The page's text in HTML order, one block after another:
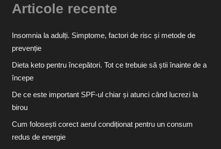
Articole recente
Insomnia la adulți. Simptome, factori de risc și metode de
prevenție
Dieta keto pentru începători. Tot ce trebuie să știi înainte de a
începe
De ce este important SPF-ul chiar și atunci când lucrezi la
birou
Cum folosești corect aerul condiționat pentru un consum
redus de energie